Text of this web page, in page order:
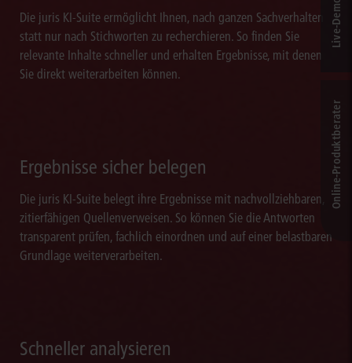
Die juris KI-Suite ermöglicht Ihnen, nach ganzen Sachverhalten
statt nur nach Stichworten zu recherchieren. So finden Sie
relevante Inhalte schneller und erhalten Ergebnisse, mit denen
Sie direkt weiterarbeiten können.
Ergebnisse sicher belegen
Die juris KI-Suite belegt ihre Ergebnisse mit nachvollziehbaren,
zitierfähigen Quellenverweisen. So können Sie die Antworten
transparent prüfen, fachlich einordnen und auf einer belastbaren
Grundlage weiterverarbeiten.
Schneller analysieren
Online-Produkt­berater